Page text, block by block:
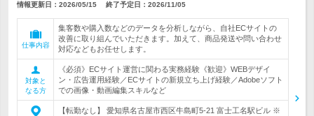
情報更新日：2026/05/15 終了予定日： 2026/11/05
仕事内容
集客数や購入数などのデータを分析しながら、自社ECサイトの
改善に取り組んでいただきます。加えて、商品発送や問い合わせ
対応などもお任せします。
対象と
なる方
《必須》ECサイト運営に関わる実務経験《歓迎》WEBデザイ
ン・広告運用経験／ECサイトの新規立ち上げ経験／Adobeソフト
での画像・動画編集スキルなど
【転勤なし】 愛知県名古屋市西区牛島町5-21 富士工名駅ビル ※